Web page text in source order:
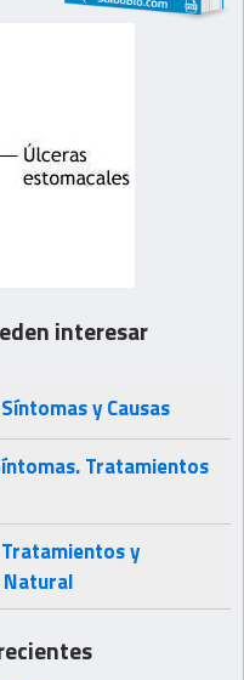
interesar
y Causas
Tratamientos
y
Natural